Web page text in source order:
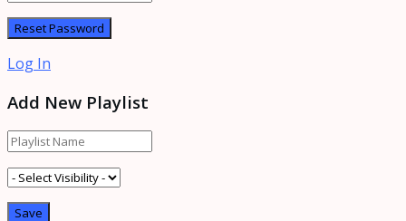
Log In
Add New Playlist